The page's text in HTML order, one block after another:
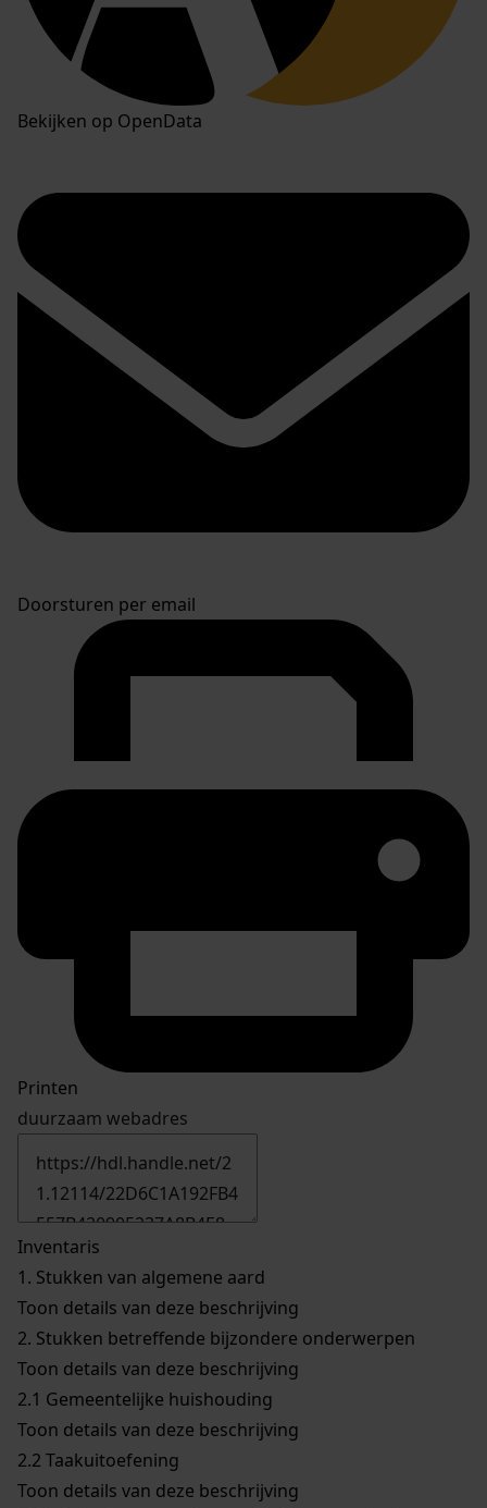
Bekijken op OpenData
Doorsturen per email
Printen
duurzaam webadres
Inventaris
1. Stukken van algemene aard
Toon details van deze beschrijving
2. Stukken betreffende bijzondere onderwerpen
Toon details van deze beschrijving
2.1 Gemeentelijke huishouding
Toon details van deze beschrijving
2.2 Taakuitoefening
Toon details van deze beschrijving